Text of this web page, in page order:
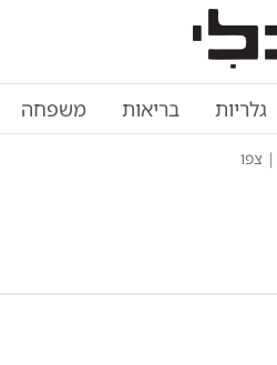
גלריות בריאות משפחה
צפו